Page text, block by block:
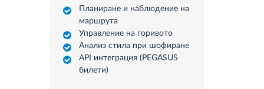
Планиране и наблюдение на
маршрута
Управление на горивото
Анализ стила при шофиране
API интеграция (PEGASUS
билети)